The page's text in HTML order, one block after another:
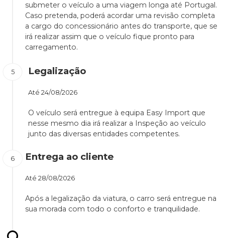
submeter o veículo a uma viagem longa até Portugal.
Caso pretenda, poderá acordar uma revisão completa
a cargo do concessionário antes do transporte, que se
irá realizar assim que o veículo fique pronto para
carregamento.
Legalização
Até 24/08/2026
O veículo será entregue à equipa Easy Import que
nesse mesmo dia irá realizar a Inspeção ao veículo
junto das diversas entidades competentes.
Entrega ao cliente
Até 28/08/2026
Após a legalização da viatura, o carro será entregue na
sua morada com todo o conforto e tranquilidade.